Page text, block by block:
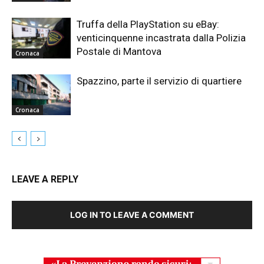
Cronaca
Truffa della PlayStation su eBay:
venticinquenne incastrata dalla Polizia
Postale di Mantova
Cronaca
Spazzino, parte il servizio di quartiere
LEAVE A REPLY
LOG IN TO LEAVE A COMMENT